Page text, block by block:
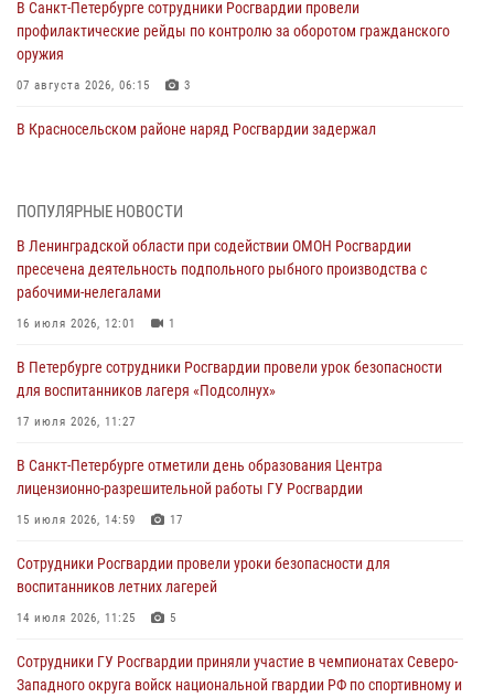
В Санкт-Петербурге сотрудники Росгвардии провели
профилактические рейды по контролю за оборотом гражданского
оружия
07 августа 2026, 06:15 3
В Красносельском районе наряд Росгвардии задержал
06 августа 2026, 13:39 1
В Центральном районе росгвардейцы оперативно задержали
хулигана, стрелявшего из пускового устройства рядом с жилыми
домами
06 августа 2026, 11:36
Сотрудники и военнослужащие Росгвардии обеспечили
правопорядок при проведении матча "Зенит" - "Балтика"
06 августа 2026, 07:30
В Выборгском районе наряд Росгвардии обнаружил
разыскиваемый преступный автотранспорт
05 августа 2026, 12:25 2
Петербургские росгвардейцы обнаружили объявленный в розыск
автомобиль, ранее использовавшийся при совершении кражи в
Ленобласти
ПОПУЛЯРНЫЕ НОВОСТИ
В Ленинградской области при содействии ОМОН Росгвардии
пресечена деятельность подпольного рыбного производства с
рабочими-нелегалами
16 июля 2026, 12:01 1
В Петербурге сотрудники Росгвардии провели урок безопасности
для воспитанников лагеря «Подсолнух»
17 июля 2026, 11:27
В Санкт-Петербурге отметили день образования Центра
лицензионно-разрешительной работы ГУ Росгвардии
15 июля 2026, 14:59 17
Сотрудники Росгвардии провели уроки безопасности для
воспитанников летних лагерей
14 июля 2026, 11:25 5
Сотрудники ГУ Росгвардии приняли участие в чемпионатах Северо-
Западного округа войск национальной гвардии РФ по спортивному и